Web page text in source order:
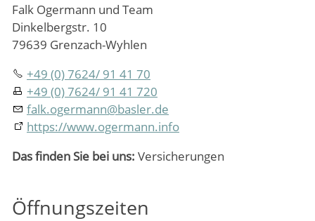
Falk Ogermann und Team
Dinkelbergstr. 10
79639 Grenzach-Wyhlen
+49 (0) 7624/ 91 41 70
+49 (0) 7624/ 91 41 720
falk.ogermann@basler.de
https://www.ogermann.info
Das finden Sie bei uns: Versicherungen
Öffnungszeiten